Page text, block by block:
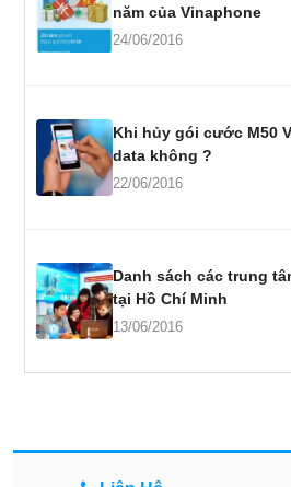
năm của Vinaphone
24/06/2016
Khi hủy gói cước M50
data không ?
22/06/2016
Danh sách các trung
tại Hồ Chí Minh
13/06/2016